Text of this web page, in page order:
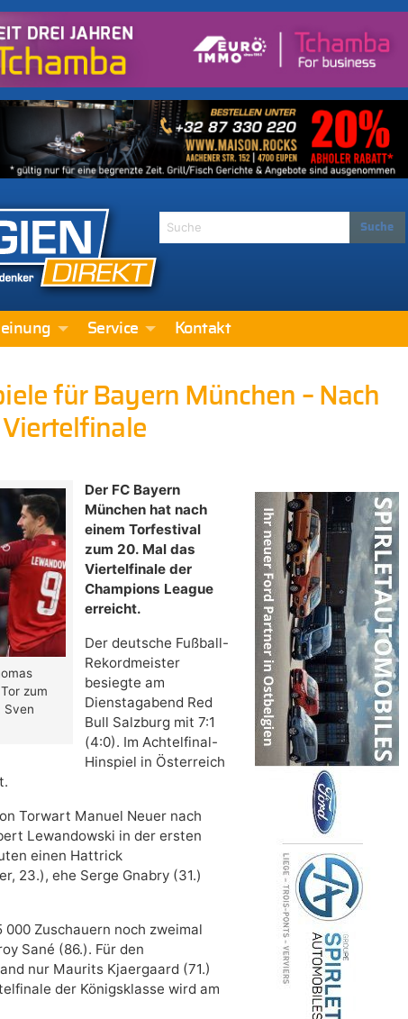
Service Kontakt
für Bayern München – Nach
Viertelfinale
zum
Sven
Der FC Bayern
München hat nach
einem Torfestival
zum 20. Mal das
Viertelfinale der
Champions League
erreicht.
Der deutsche Fußball-
Rekordmeister
besiegte am
Dienstagabend Red
Bull Salzburg mit 7:1
(4:0). Im Achtelfinal-
Hinspiel in Österreich
Torwart Manuel Neuer nach
Lewandowski in der ersten
einen Hattrick
23.), ehe Serge Gnabry (31.)
Zuschauern noch zweimal
Sané (86.). Für den
nur Maurits Kjaergaard (71.)
der Königsklasse wird am